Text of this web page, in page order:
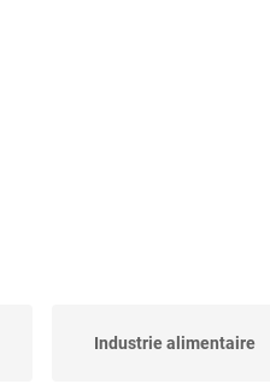
Industrie alimentaire